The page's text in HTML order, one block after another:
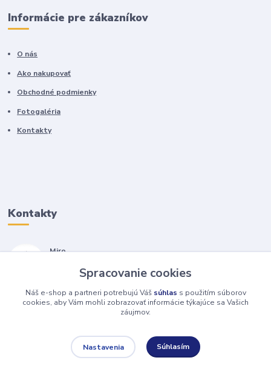
Informácie pre zákazníkov
O nás
Ako nakupovať
Obchodné podmienky
Fotogaléria
Kontakty
Kontakty
Miro
(Po-Pia, 7-17 hod.)
isopneumatiky@isopneumatiky.sk
Spracovanie cookies
Náš e-shop a partneri potrebujú Váš súhlas s použitím súborov
cookies, aby Vám mohli zobrazovať informácie týkajúce sa Vašich
záujmov.
Nastavenia Súhlasím